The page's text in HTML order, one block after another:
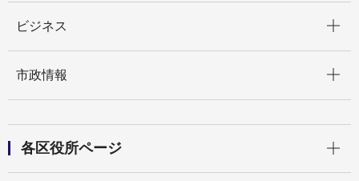
ビジネス
市政情報
各区役所ページ